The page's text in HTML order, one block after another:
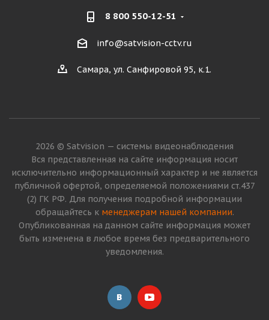
8 800 550-12-51
info@satvision-cctv.ru
Самара, ул. Санфировой 95, к.1.
2026 © Satvision — системы видеонаблюдения
Вся представленная на сайте информация носит
исключительно информационный характер и не является
публичной офертой, определяемой положениями ст.437
(2) ГК РФ. Для получения подробной информации
обращайтесь к менеджерам нашей компании.
Опубликованная на данном сайте информация может
быть изменена в любое время без предварительного
уведомления.